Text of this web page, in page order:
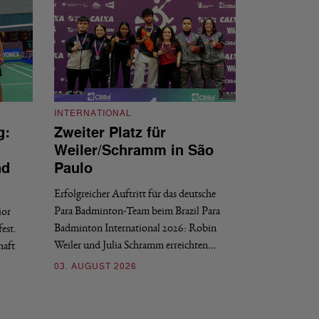
INTERNATIONAL
Zweiter Platz für
Weiler/Schramm in São
Paulo
Erfolgreicher Auftritt für das deutsche
Para Badminton-Team beim Brazil Para
Badminton International 2026: Robin
Weiler und Julia Schramm erreichten…
03. AUGUST 2026